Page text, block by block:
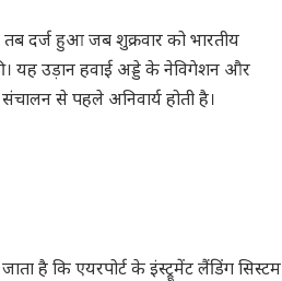
दर्ज हुआ जब शुक्रवार को भारतीय
यह उड़ान हवाई अड्डे के नेविगेशन और
से पहले अनिवार्य होती है।
है कि एयरपोर्ट के इंस्ट्रूमेंट लैंडिंग सिस्टम